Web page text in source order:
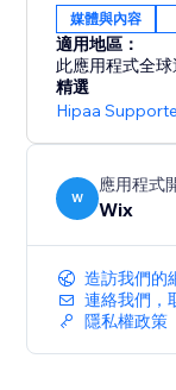
媒體與內容
適用地區：
此應用程式全球
精選
Hipaa
W
應用程式
Wix
造訪我們的
連絡我們，
隱私權政策